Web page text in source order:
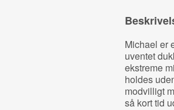
Michael er
uventet
ekstreme
holdes
modvilligt
så kort tid